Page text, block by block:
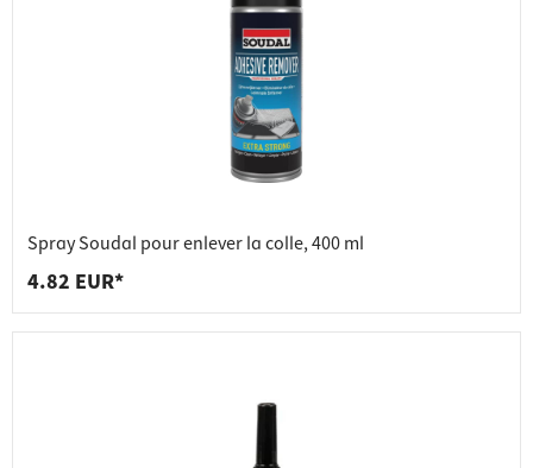
Spray Soudal pour enlever la colle, 400 ml
4.82 EUR*